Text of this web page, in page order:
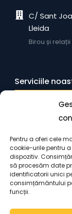
Pentru a oferi cele
cookie-urile pentru
dispozitiv.
să procesăm date
identificatorii unici
consimțământului
funcții.
C/ Sant
Lleida
Birou și
Serviciile
Apostilare și